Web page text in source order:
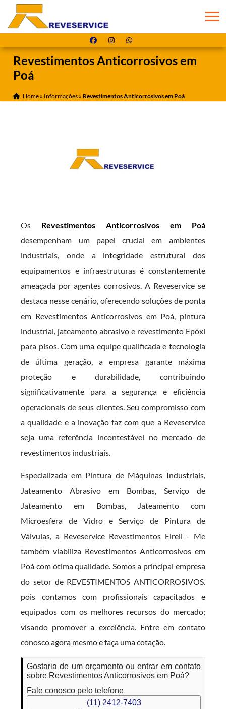
Revestimentos Anticorrosivos em
Poá
Home » Informações » Revestimentos Anticorrosivos em Poá
Os Revestimentos Anticorrosivos em Poá
desempenham um papel crucial em ambientes
industriais, onde a integridade estrutural dos
equipamentos e infraestruturas é constantemente
ameaçada por agentes corrosivos. A Reveservice se
destaca nesse cenário, oferecendo soluções de ponta
em Revestimentos Anticorrosivos em Poá, pintura
industrial, jateamento abrasivo e revestimento Epóxi
para pisos. Com uma equipe qualificada e tecnologia
de última geração, a empresa garante máxima
proteção e durabilidade, contribuindo
significativamente para a segurança e eficiência
operacionais de seus clientes. Seu compromisso com
a qualidade e a inovação faz com que a Reveservice
seja uma referência incontestável no mercado de
revestimentos industriais.
Especializada em Pintura de Máquinas Industriais,
Jateamento Abrasivo em Bombas, Serviço de
Jateamento em Bombas, Jateamento com
Microesfera de Vidro e Serviço de Pintura de
Válvulas, a Reveservice Revestimentos Eireli - Me
também viabiliza Revestimentos Anticorrosivos em
Poá com ótima qualidade. Somos a principal empresa
do setor de REVESTIMENTOS ANTICORROSIVOS.
pois contamos com profissionais capacitados e
equipados com os melhores recursos do mercado;
visando promover a excelência. Entre em contato
conosco agora mesmo e faça uma cotação.
Gostaria de um orçamento ou entrar em contato
sobre Revestimentos Anticorrosivos em Poá?
Fale conosco pelo telefone
(11) 2412-7403